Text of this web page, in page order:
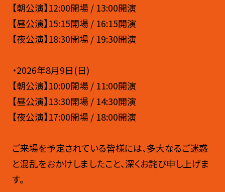
【朝公演】12:00開場 / 13:00開演
【昼公演】15:15開場 / 16:15開演
【夜公演】18:30開場 / 19:30開演
・2026年8月9日(日)
【朝公演】10:00開場 / 11:00開演
【昼公演】13:30開場 / 14:30開演
【夜公演】17:00開場 / 18:00開演
ご来場を予定されている皆様には、多大なるご迷惑
と混乱をおかけしましたこと、深くお詫び申し上げま
す。